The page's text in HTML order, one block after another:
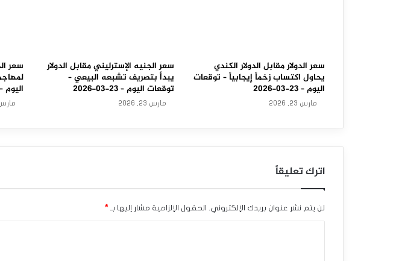
ز
ي
ل
ا
ن
د
ي
ف
سعر الدولار مقابل الدولار الكندي
يحاول اكتساب زخماً إيجابياً – توقعات
اليوم – 23-03-2026
مارس 23, 2026
سعر الجنيه الإسترليني مقابل الدولار
يبدأ بتصريف تشبعه البيعي –
توقعات اليوم – 23-03-2026
مارس 23, 2026
سعر
اليوم – 23-03-2026
مارس 23,
اترك تعليقاً
لن يتم نشر عنوان بريدك الإلكتروني. الحقول الإلزامية مشار إليها بـ *